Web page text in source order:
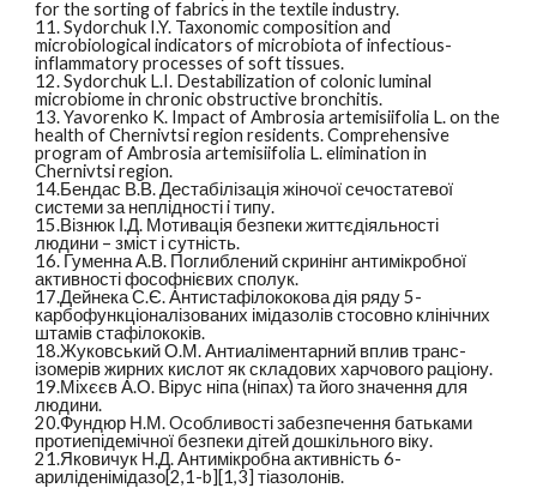
for the sorting of fabrics in the textile industry.
11. Sydorchuk I.Y. Taxonomic composition and
microbiological indicators of microbiota of infectious-
inflammatory processes of soft tissues.
12. Sydorchuk L.I. Destabilization of colonic luminal
microbiome in chronic obstructive bronchitis.
13. Yavorenko K. Impact of Ambrosia artemisiifolia L. on the
health of Chernivtsi region residents. Comprehensive
program of Ambrosia artemisiifolia L. elimination in
Chernivtsi region.
14.Бендас В.В. Дестабілізація жіночої сечостатевої
системи за неплідності i типу.
15.Візнюк І.Д. Мотивація безпеки життєдіяльності
людини – зміст і сутність.
16. Гуменна А.В. Поглиблений скринінг антимікробної
активності фософнієвих сполук.
17.Дейнека С.Є. Антистафілококова дія ряду 5-
карбофункціоналізованих імідазолів стосовно клінічних
штамів стафілококів.
18.Жуковський О.М. Антиаліментарний вплив транс-
ізомерів жирних кислот як складових харчового раціону.
19.Міхєєв А.О. Вірус ніпа (ніпах) та його значення для
людини.
20.Фундюр Н.М. Oсобливості забезпечення батьками
протиепідемічної безпеки дітей дошкільного віку.
21.Яковичук Н.Д. Антимікробна активність 6-
ариліденімідазо[2,1-b][1,3] тіазолонів.